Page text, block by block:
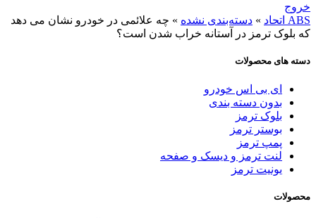
خروج
ABS اتحاد
» دسته‌بندی نشده » چه علائمی در خودرو نشان می دهد
که بلوک ترمز در آستانه خراب شدن است؟
دسته های محصولات
ای بی اس خودرو
بدون دسته بندی
بلوک ترمز
بوستر ترمز
پمپ ترمز
لنت ترمز و دیسک و صفحه
یونیت ترمز
محصولات